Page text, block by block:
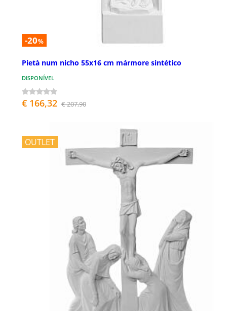
-20%
Pietà num nicho 55x16 cm mármore sintético
DISPONÍVEL
€ 166,32 € 207,90
OUTLET